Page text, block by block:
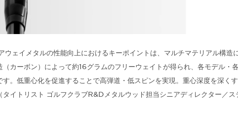
ウェイメタルの性能向上におけるキーポイントは、マルチマテリアル構造
カーボン）によって約16グラムのフリーウェイトが得られ、各モデル・
。低重心化を促進することで高弾道・低スピンを実現。重心深度を深く
イトリスト ゴルフクラブR&Dメタルウッド担当シニアディレクター／ス